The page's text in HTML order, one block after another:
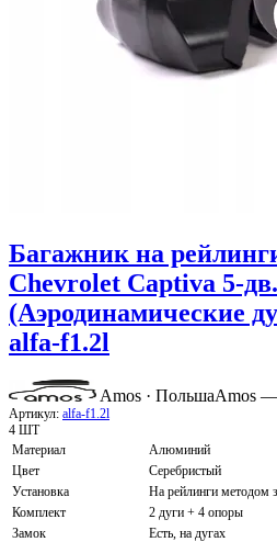
Багажник на
Chevrolet Captiva 5-
(Аэродинамические
alfa-f1.2l
Amos · ПольшаAmos
Артикул: alfa-f1.2l
4 ШТ
Материал
Алюминий
Цвет
Серебристый
Установка
На рейлинги методом
Комплект
2 дуги + 4 опоры
Замок
Есть, на дугах